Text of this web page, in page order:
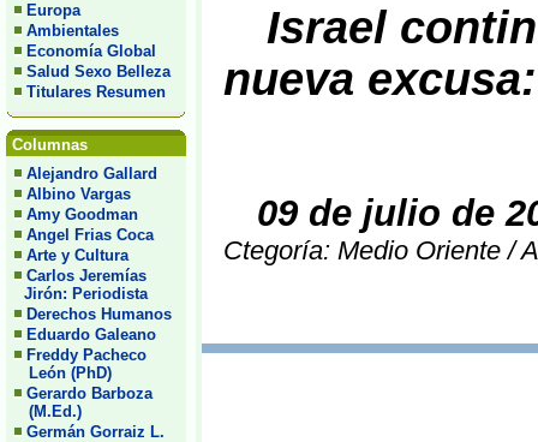
Europa
Ambientales
Economía Global
Salud Sexo Belleza
Titulares Resumen
Columnas
Alejandro Gallard
Albino Vargas
Amy Goodman
Angel Frias Coca
Arte y Cultura
Carlos Jeremías
Jirón: Periodista
Derechos Humanos
Eduardo Galeano
Freddy Pacheco
León (PhD)
Gerardo Barboza
(M.Ed.)
Germán Gorraiz L.
Israel
nueva
09 de julio de
Ctegoría: Medio Oriente /